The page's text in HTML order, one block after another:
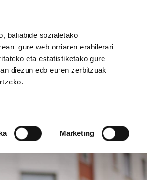
baliabide sozialetako
gure web orriaren erabilerari
eta estatistiketako gure
diezun edo euren zerbitzuak
Marketing